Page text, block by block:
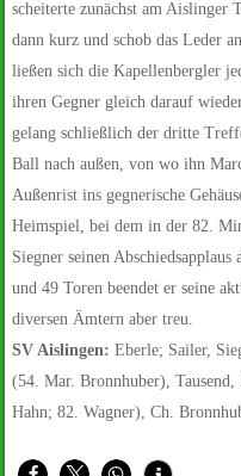
scheiterte zunächst am Aislinger
dann kurz und schob das Leder
ließen sich die Kapellenbergler
ihren Gegner gleich darauf
gelang schließlich der dritte
Ball nach außen, von wo ihn
Außenrist ins gegnerische
Heimspiel, bei dem in der 82.
Siegner seinen
und 49 Toren beendet er seine
diversen Ämtern aber treu.
SV Aislingen: Eberle; Sailer,
(54. Mar. Bronnhuber),
Hahn; 82. Wagner), Ch.